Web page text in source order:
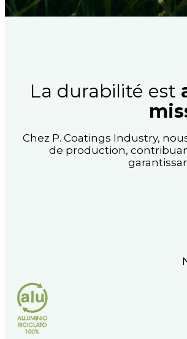
La durabilité est
Chez P. Coatings Industry,
de production,